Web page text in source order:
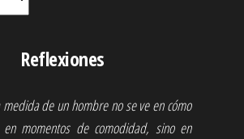
Reflexiones
de un hombre no se ve en cómo
en momentos de comodidad, sino en